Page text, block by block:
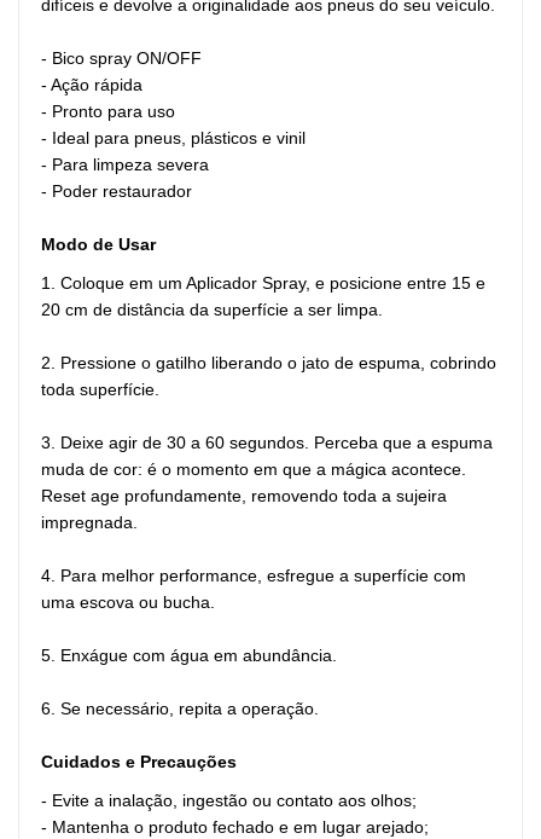
difíceis e devolve a originalidade aos pneus do seu veículo.
- Bico spray ON/OFF
- Ação rápida
- Pronto para uso
- Ideal para pneus, plásticos e vinil
- Para limpeza severa
- Poder restaurador
Modo de Usar
1. Coloque em um Aplicador Spray, e posicione entre 15 e
20 cm de distância da superfície a ser limpa.
2. Pressione o gatilho liberando o jato de espuma, cobrindo
toda superfície.
3. Deixe agir de 30 a 60 segundos. Perceba que a espuma
muda de cor: é o momento em que a mágica acontece.
Reset age profundamente, removendo toda a sujeira
impregnada.
4. Para melhor performance, esfregue a superfície com
uma escova ou bucha.
5. Enxágue com água em abundância.
6. Se necessário, repita a operação.
Cuidados e Precauções
- Evite a inalação, ingestão ou contato aos olhos;
- Mantenha o produto fechado e em lugar arejado;